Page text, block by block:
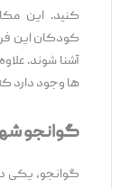
کنید. این
کودکان این
آشنا شوند.
ها وجود دارد که
گوانجو
گوانجو، یکی